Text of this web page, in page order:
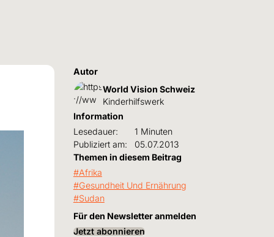
Autor
World Vision Schweiz
Kinderhilfswerk
Information
Lesedauer:
1 Minuten
Publiziert am:
05.07.2013
Themen in diesem Beitrag
Afrika
Gesundheit Und Ernährung
Sudan
Für den Newsletter anmelden
Jetzt abonnieren